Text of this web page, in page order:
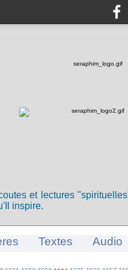
et lectures
inspire.
Textes Audio